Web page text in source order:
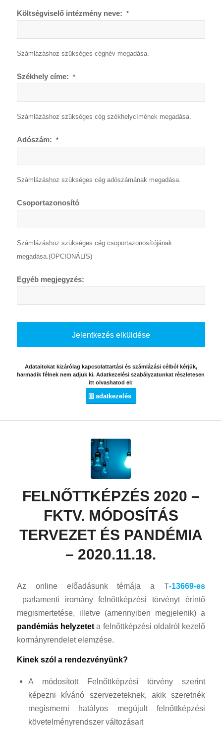
Költségviselő intézmény neve: *
Számlázáshoz szükséges cégnév megadása.
Székhely címe: *
Számlázáshoz szükséges cég székhelycímének megadása.
Adószám: *
Számlázáshoz szükséges cég adószámának megadása.
Csoportazonosító
Számlázáshoz szükséges cég csoportazonosítójának
megadása.(OPCIONÁLIS)
Egyéb megjegyzés:
Adataitokat kizárólag kapcsolattartási és számlázási célból kérjük,
harmadik félnek nem adjuk ki. Adatkezelési szabályzatunkat részletesen
itt olvashatod el:
adatkezelés
FELNŐTTKÉPZÉS 2020 –
FKTV. MÓDOSÍTÁS
TERVEZET ÉS PANDÉMIA
– 2020.11.18.
Az online előadásunk témája a T-13669-es
parlamenti iromány felnőttképzési törvényt érintő
megismertetése, illetve (amennyiben megjelenik) a
pandémiás helyzeteta felnőttképzési oldalról kezelő
kormányrendelet elemzése.
Kinek szól a rendezvényünk?
A módosított Felnőttképzési törvény szerint
képezni kívánó szervezeteknek, akik szeretnék
megismerni hatályos megújult felnőttképzési
követelményrendszer változásait